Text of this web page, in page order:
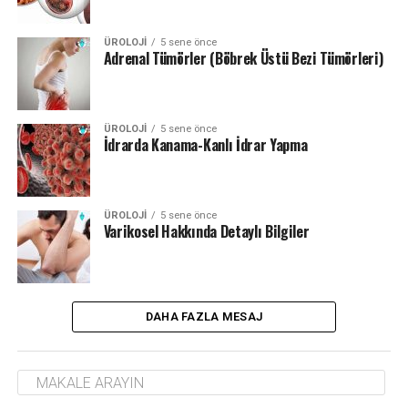
ÜROLOJI 5 sene önce
Adrenal Tümörler (Böbrek Üstü Bezi Tümörleri)
ÜROLOJI 5 sene önce
İdrarda Kanama-Kanlı İdrar Yapma
ÜROLOJI 5 sene önce
Varikosel Hakkında Detaylı Bilgiler
DAHA FAZLA MESAJ